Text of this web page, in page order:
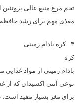
تخم مرغ منبع عالی
مغذی مهم برای رشد
۴- کره بادام زمینی
کره
بادام زمینی از مواد
نوعی آنتی اکسیدان که
برای مغز بسیار مفید است.